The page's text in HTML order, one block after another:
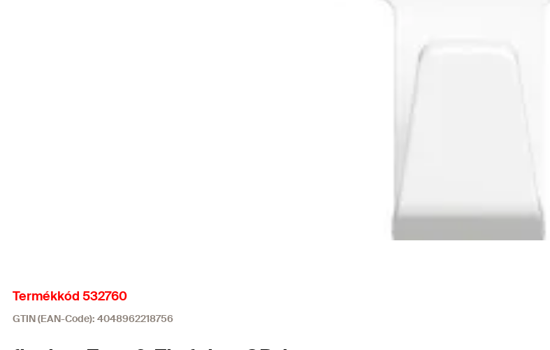
Termékkód 532760
GTIN (EAN-Code): 4048962218756